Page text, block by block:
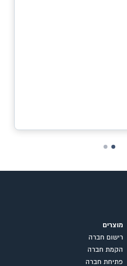
מוצרים
רישום חברה
הקמת חברה
פתיחת חברה